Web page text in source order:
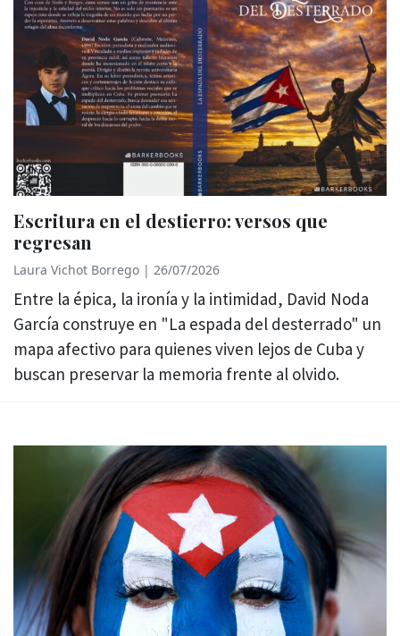
Escritura en el destierro: versos que
regresan
Laura Vichot Borrego | 26/07/2026
Entre la épica, la ironía y la intimidad, David Noda
García construye en "La espada del desterrado" un
mapa afectivo para quienes viven lejos de Cuba y
buscan preservar la memoria frente al olvido.